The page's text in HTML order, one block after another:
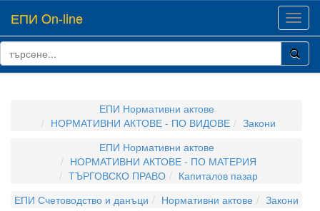
ЕПИ On-line
ЕПИ Нормативни актове
НОРМАТИВНИ АКТОВЕ - ПО ВИДОВЕ
Закони
ЕПИ Нормативни актове
НОРМАТИВНИ АКТОВЕ - ПО МАТЕРИЯ
ТЪРГОВСКО ПРАВО
Капиталов пазар
ЕПИ Счетоводство и данъци
Нормативни актове
Закони